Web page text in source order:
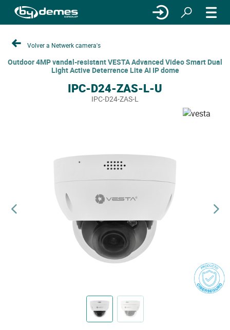
Volver a Netwerk camera's
Outdoor 4MP vandal-resistant VESTA Advanced Video Smart Dual
Light Active Deterrence Lite AI IP dome
IPC-D24-ZAS-L-U
IPC-D24-ZAS-L